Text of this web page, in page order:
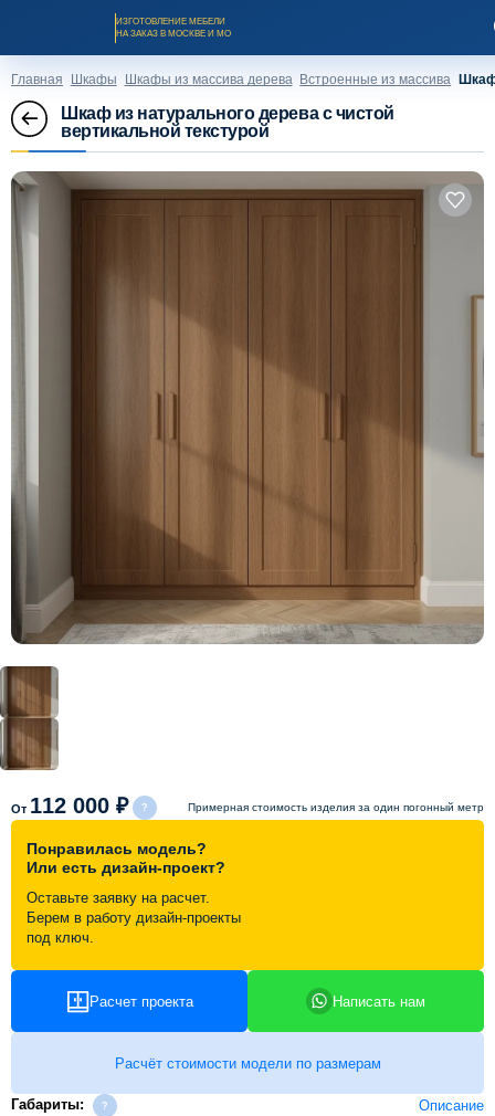
ИЗГОТОВЛЕНИЕ МЕБЕЛИ
НА ЗАКАЗ В МОСКВЕ И МО
Акции и скидки
Портфолио
Видеоотзывы
Контакты
Главная Шкафы Шкафы из массива дерева Встроенные из массива Шкаф
Шкаф из натурального дерева с чистой
вертикальной текстурой
От 112 000 ₽ Примерная стоимость изделия за один погонный метр
Понравилась модель?
Или есть дизайн-проект?
Оставьте заявку на расчет.
Берем в работу дизайн-проекты
под ключ.
Расчет проекта Написать нам
Расчёт стоимости модели по размерам
Габариты:
Описание